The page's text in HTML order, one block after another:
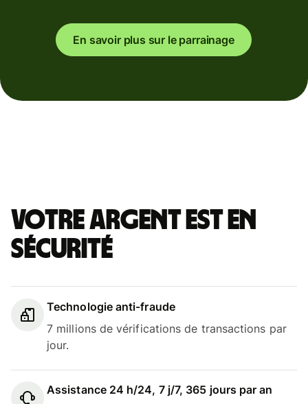
En savoir plus sur le parrainage
Votre argent est en
sécurité
Technologie anti-fraude
7 millions de vérifications de transactions par
jour.
Assistance 24 h/24, 7 j/7, 365 jours par an